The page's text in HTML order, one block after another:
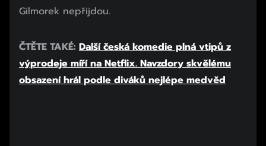
Gilmorek nepřijdou.
Začátek reklamy
Konec reklamy
ČTĚTE TAKÉ: Další česká komedie plná vtipů z
výprodeje míří na Netflix. Navzdory skvělému
obsazení hrál podle diváků nejlépe medvěd